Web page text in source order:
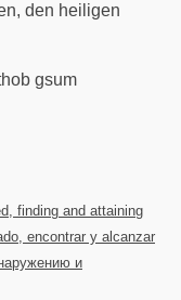
den heiligen
gsum
finding and attaining
encontrar y alcanzar
и